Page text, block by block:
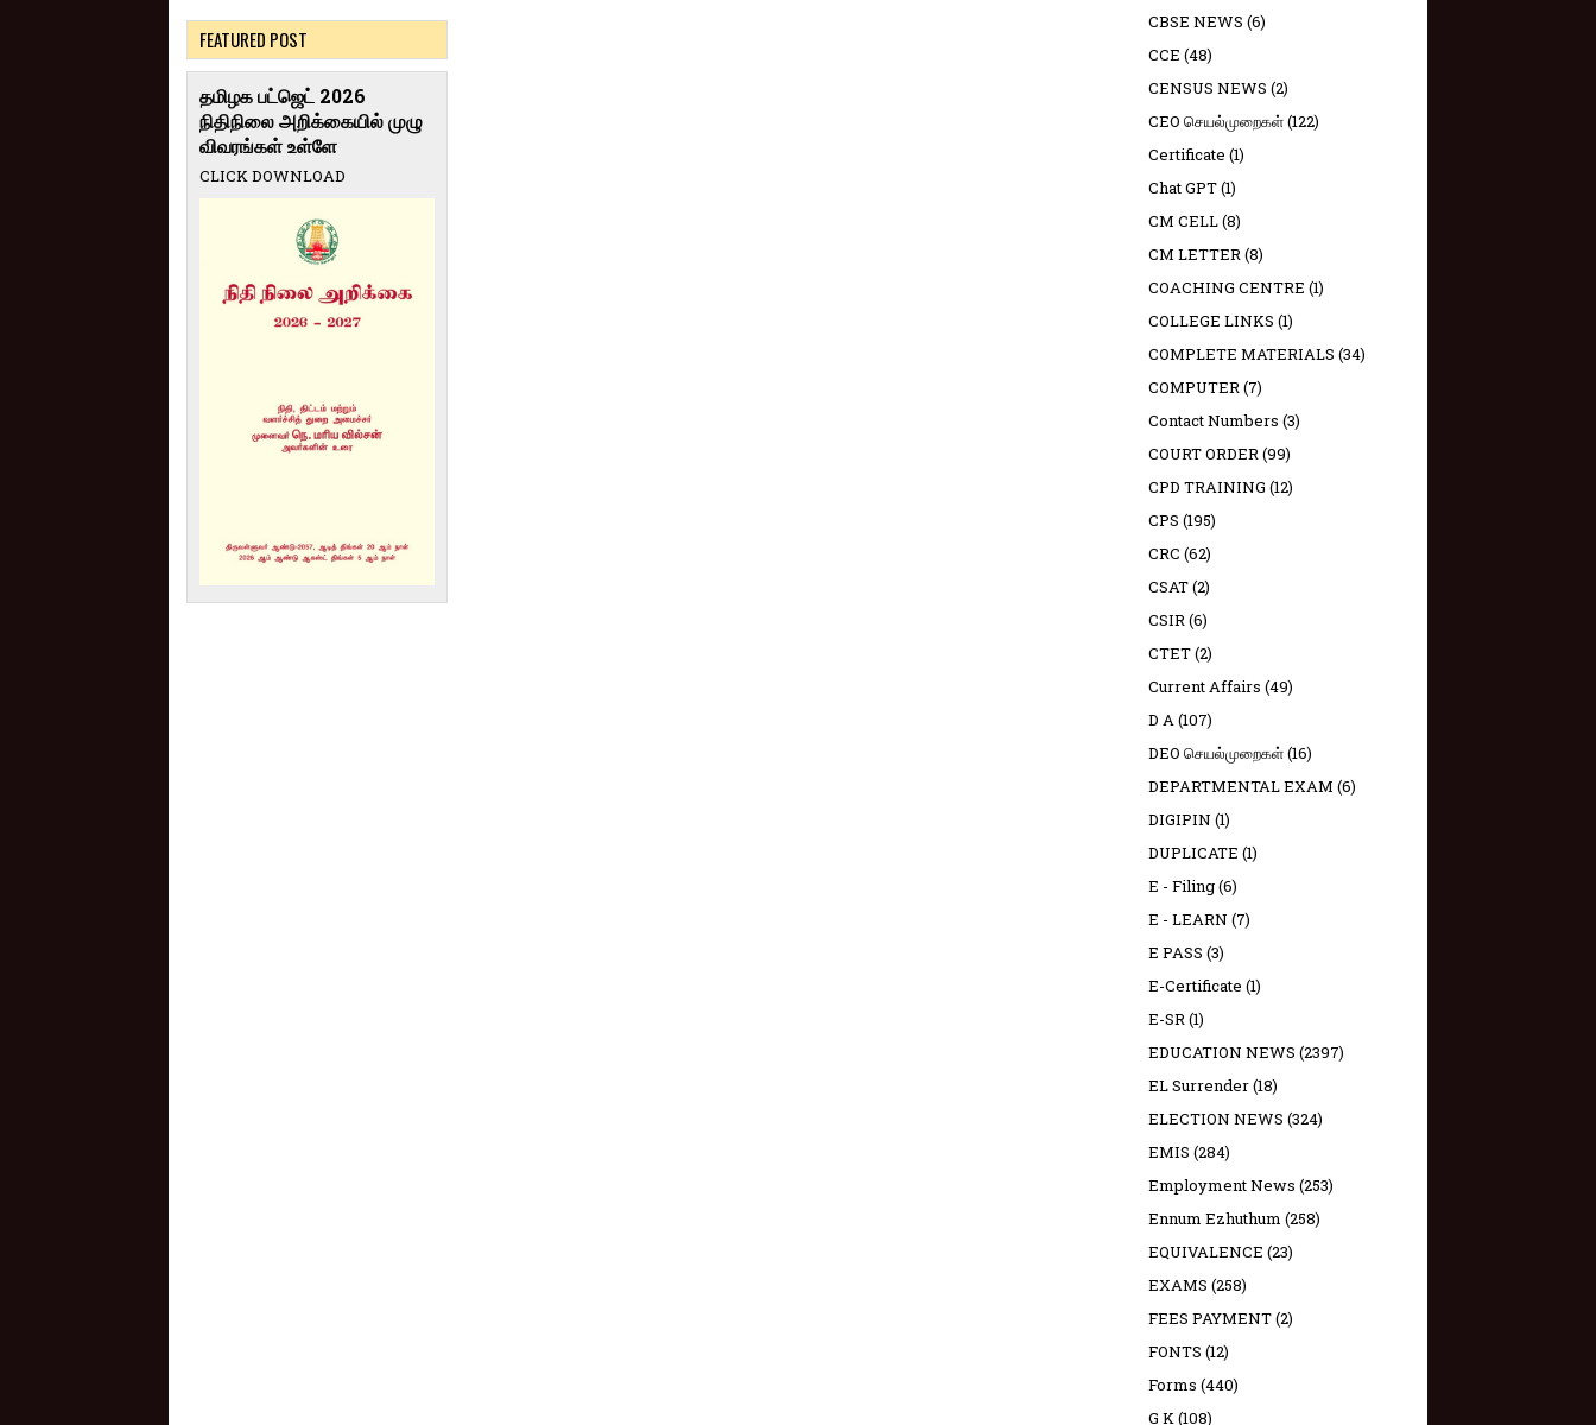
FEATURED POST
தமிழக பட்ஜெட் 2026
நிதிநிலை அறிக்கையில் முழு
விவரங்கள் உள்ளே
CLICK DOWNLOAD
CBSE NEWS (6)
CCE (48)
CENSUS NEWS (2)
CEO செயல்முறைகள்(122)
Certificate (1)
Chat GPT(1)
CM CELL(8)
CM LETTER(8)
COACHING CENTRE (1)
COLLEGE LINKS (1)
COMPLETE MATERIALS (34)
COMPUTER(7)
Contact Numbers (3)
COURT ORDER(99)
CPD TRAINING (12)
CPS (195)
CRC (62)
CSAT(2)
CSIR(6)
CTET(2)
Current Affairs (49)
D A(107)
DEO செயல்முறைகள்(16)
DEPARTMENTAL EXAM (6)
DIGIPIN (1)
DUPLICATE (1)
E - Filing(6)
E - LEARN (7)
E PASS (3)
E-Certificate (1)
E-SR(1)
EDUCATION NEWS (2397)
EL Surrender(18)
ELECTION NEWS (324)
EMIS (284)
Employment News (253)
Ennum Ezhuthum (258)
EQUIVALENCE (23)
EXAMS (258)
FEES PAYMENT(2)
FONTS (12)
Forms (440)
G K(108)